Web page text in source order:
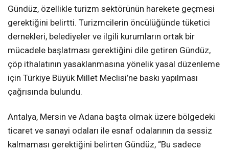
Gündüz, özellikle turizm sektörünün harekete geçmesi
gerektiğini belirtti. Turizmcilerin öncülüğünde tüketici
dernekleri, belediyeler ve ilgili kurumların ortak bir
mücadele başlatması gerektiğini dile getiren Gündüz,
çöp ithalatının yasaklanmasına yönelik yasal düzenleme
için Türkiye Büyük Millet Meclisi’ne baskı yapılması
çağrısında bulundu.
Antalya, Mersin ve Adana başta olmak üzere bölgedeki
ticaret ve sanayi odaları ile esnaf odalarının da sessiz
kalmaması gerektiğini belirten Gündüz, “Bu sadece